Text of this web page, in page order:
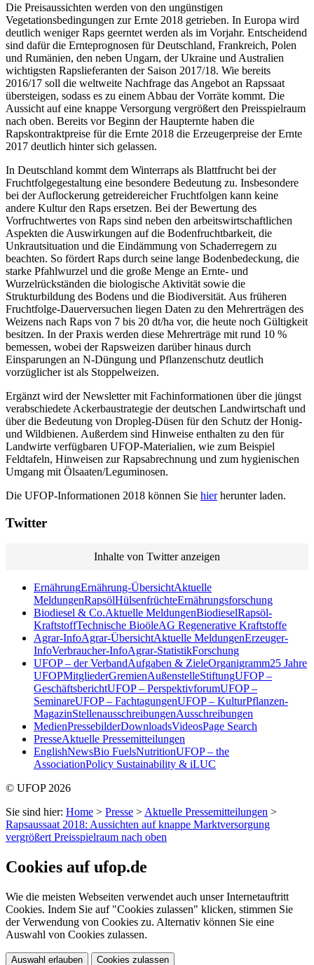
Die Preisaussichten werden von den ungünstigen
Vegetationsbedingungen zur Ernte 2018 getrieben. In Europa wird
deutlich weniger Raps geerntet werden als im Vorjahr. Entscheidend
sind dafür die Ernteprognosen für Deutschland, Frankreich, Polen
und Rumänien, den neben Ungarn, der Ukraine und Australien
wichtigsten Rapslieferanten der Saison 2017/18. Wie bereits
2016/17 soll die weltweite Nachfrage das Angebot an Rapssaat
übersteigen, sodass es zu einem Abbau der Vorräte kommt. Die
Aussicht auf eine knappe Versorgung vergrößert den Preisspielraum
nach oben. Bereits vor Beginn der Haupternte haben die
Rapskontraktpreise für die Ernte 2018 die Erzeugerpreise der Ernte
2017 deutlich hinter sich gelassen.
In Deutschland kommt dem Winterraps als Blattfrucht bei der
Fruchtfolgegestaltung eine besondere Bedeutung zu. Insbesondere
bei der Auflockerung getreidereicher Fruchtfolgen kann keine
andere Kultur den Raps ersetzen. Bei der Bewertung des
Vorfruchtwertes von Raps sind neben den arbeitswirtschaftlichen
Aspekten die Auswirkungen auf die Bodenfruchtbarkeit, die
Unkrautsituation und die Eindämmung von Schaderregern zu
beachten. So fördert Raps durch seine lange Bodenbedeckung, die
starke Pfahlwurzel und die große Menge an Ernte- und
Wurzelrückständen die biologische Aktivität sowie die
Strukturbildung des Bodens und die Biodiversität. Aus früheren
Fruchtfolge-Dauerversuchen liegen Daten zu den Mehrerträgen des
Weizens nach Raps von 7 bis 20 dt/ha vor, die heute noch Gültigkeit
besitzen. In der Praxis werden diese Mehrerträge mit rund 10 %
bemessen, wobei der Rapsweizen darüber hinaus durch
Einsparungen an N-Düngung und Pflanzenschutz deutlich
vorzüglicher ist als Stoppelweizen.
Ergänzt wird der Newsletter mit Fachinformationen über die jüngst
verabschiedete Ackerbaustrategie der deutschen Landwirtschaft und
über die Bedeutung von Dropleg-Düsen für den Schutz der Honig-
und Wildbienen. Außerdem sind Hinweise enthalten zu den für
Landwirte verfügbaren UFOP-Materialien, wie zum Beispiel
Feldtafeln, Hinweisen zur Rapsabrechnung und zum hygienischen
Umgang mit Ölsaaten/Leguminosen.
Die UFOP-Informationen 2018 können Sie hierherunter laden.
Twitter
Inhalte von Twitter anzeigen
ErnährungErnährung-ÜbersichtAktuelle
MeldungenRapsölHülsenfrüchteErnährungsforschung
Biodiesel & Co.Aktuelle MeldungenBiodieselRapsöl-
KraftstoffTechnische BioöleAG Regenerative Kraftstoffe
Agrar-InfoAgrar-ÜbersichtAktuelle MeldungenErzeuger-
InfoVerbraucher-InfoAgrar-StatistikForschung
UFOP – der VerbandAufgaben & ZieleOrganigramm25 Jahre
UFOPMitgliederGremienAußenstelleStiftungUFOP –
GeschäftsberichtUFOP – PerspektivforumUFOP –
SeminareUFOP – FachtagungenUFOP – KulturPflanzen-
MagazinStellenausschreibungenAusschreibungen
MedienPressebilderDownloadsVideosPage Search
PresseAktuelle Pressemitteilungen
EnglishNewsBio FuelsNutritionUFOP – the
AssociationPolicy Sustainability & iLUC
© UFOP 2026
Sie sind hier: Home > Presse > Aktuelle Pressemitteilungen >
Rapsaussaat 2018: Aussichten auf knappe Marktversorgung
vergrößert Preisspielraum nach oben
Cookies auf ufop.de
Wie die meisten Webseiten verwendet auch unser Internetauftritt
Cookies. Indem Sie auf "Cookies zulassen" klicken, stimmen Sie
der Verwendung von Cookies zu. Alternativ können Sie eine
Auswahl von Cookies zulassen.
Auswahl erlauben Cookies zulassen